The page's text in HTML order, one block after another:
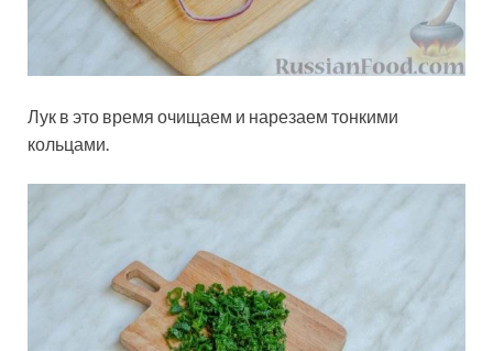
Лук в это время очищаем и нарезаем тонкими
кольцами.